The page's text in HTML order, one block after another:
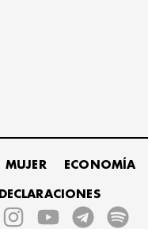
MUJER ECONOMÍA
DECLARACIONES